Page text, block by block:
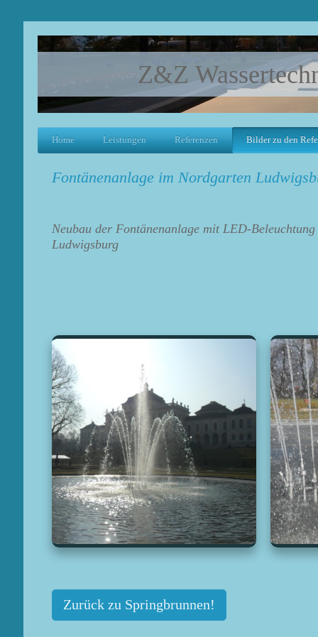
Z&Z
Home Leistungen Referenzen Bilder zu den
Fontänenanlage im Nordgarten
Neubau der Fontänenanlage mit LED-
Ludwigsburg
Zurück zu Springbrunnen!